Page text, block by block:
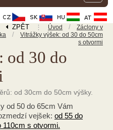
ZPĚT ⋮ Úvod /
Záclony v
/
Vitrážky výšek: od 30 do 50cm
s otvormi
od 30 do
od 30cm do 50cm výšky.
od 50 do 65cm Vám
vejšek: od 55 do
110cm s otvormi.